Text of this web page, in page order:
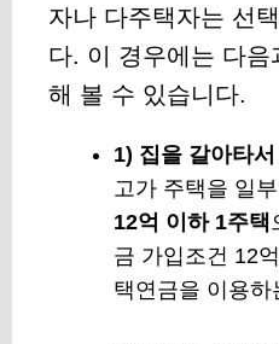
자나 다주택자는 선
다. 이 경우에는 다음
해 볼 수 있습니다.
1) 집을 갈아타
고가 주택을 일
12억 이하 1주택
금 가입조건 12
택연금을 이용하